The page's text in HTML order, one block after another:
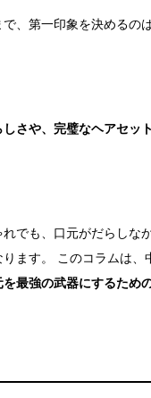
、第一印象を決めるの
しさや、完璧なヘアセッ
れでも、口元がだらしな
ります。 このコラムは
を最強の武器にするため